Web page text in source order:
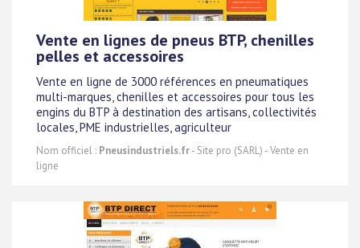
Vente en lignes de pneus BTP, chenilles
pelles et accessoires
Vente en ligne de 3000 références en pneumatiques
multi-marques, chenilles et accessoires pour tous les
engins du BTP à destination des artisans, collectivités
locales, PME industrielles, agriculteur
Nom officiel : Pneusindustriels.fr- Site pro (SARL) - Vente en
ligne